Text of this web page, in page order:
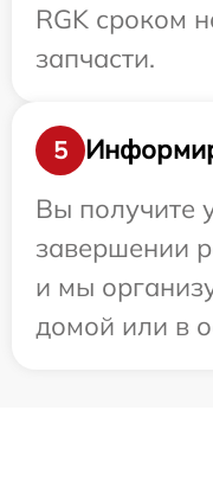
RGK сроком
запчасти.
5
Вы получите
завершении
и мы
домой или в